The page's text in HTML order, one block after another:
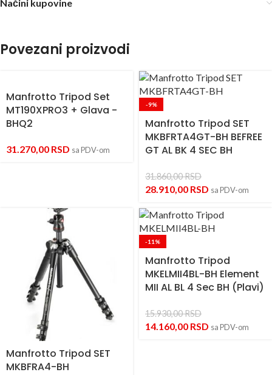
Načini kupovine
Povezani proizvodi
Manfrotto Tripod Set
MT190XPRO3 + Glava -
BHQ2
31.270,00 RSD sa PDV-om
-9%
Manfrotto Tripod SET
MKBFRTA4GT-BH BEFREE
GT AL BK 4 SEC BH
31.860,00RSD
28.910,00 RSD sa PDV-om
Manfrotto Tripod SET
MKBFRA4-BH
-11%
Manfrotto Tripod
MKELMII4BL-BH Element
MII AL BL 4 Sec BH (Plavi)
15.930,00RSD
14.160,00 RSD sa PDV-om